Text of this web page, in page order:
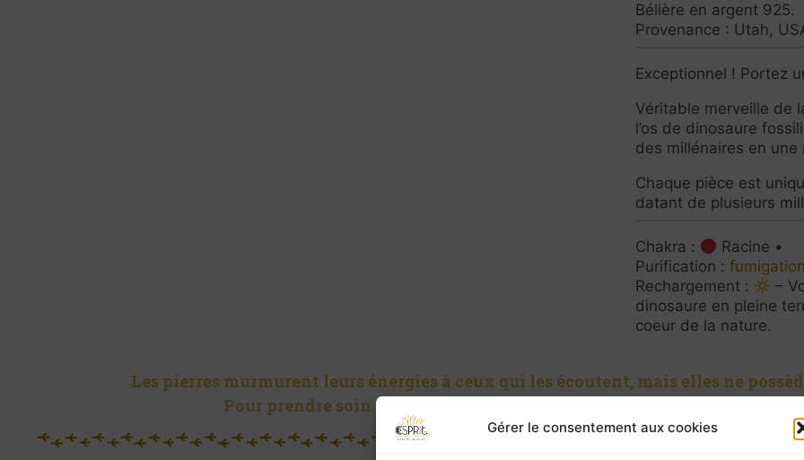
Gérer le consentement aux cookies
Bélière en argent 925.
Provenance : Utah,
Exceptionnel ! Portez
Véritable merveille de
l’os de dinosaure
des millénaires en
Chaque pièce est
datant de plusieurs
Chakra :
Racine •
Purification :
Rechargement :
–
dinosaure en pleine
coeur de la nature.
Les pierres murmurent leurs énergies à ceux qui les écoutent, mais elles ne
Pour prendre soin de vous, ne négligez pas la consultation d’un